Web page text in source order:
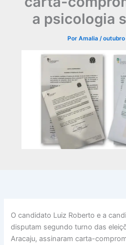
a psicologia
Por Amalia /
O candidato Luiz Roberto e a
disputam segundo turno das
Aracaju, assinaram carta-